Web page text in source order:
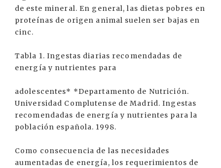
de este mineral. En general, las dietas pobres en
proteínas de origen animal suelen ser bajas en
cinc.
Tabla 1. Ingestas diarias recomendadas de
energía y nutrientes para
adolescentes* *Departamento de Nutrición.
Universidad Complutense de Madrid. Ingestas
recomendadas de energía y nutrientes para la
población española. 1998.
Como consecuencia de las necesidades
aumentadas de energía, los requerimientos de